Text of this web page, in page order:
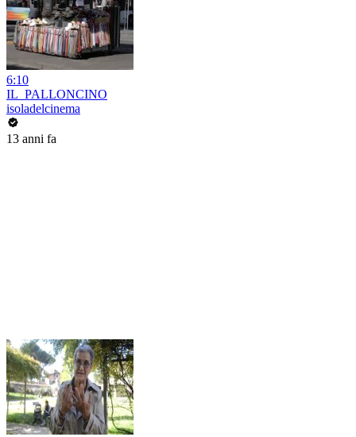
6:10
IL_PALLONCINO
isoladelcinema
13 anni fa